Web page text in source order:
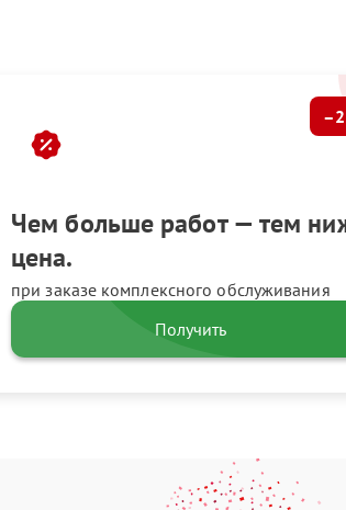
Чем больше работ — тем
цена.
при заказе комплексного обслуживания
Получить